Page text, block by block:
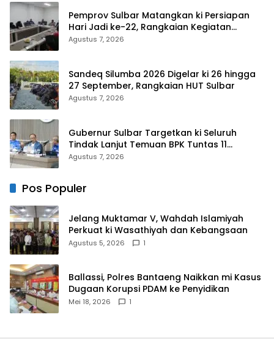
Pemprov Sulbar Matangkan ki Persiapan
Hari Jadi ke-22, Rangkaian Kegiatan
Libatkan Masyarakat
Agustus 7, 2026
Sandeq Silumba 2026 Digelar ki 26 hingga
27 September, Rangkaian HUT Sulbar
Agustus 7, 2026
Gubernur Sulbar Targetkan ki Seluruh
Tindak Lanjut Temuan BPK Tuntas 11
Agustus 2026
Agustus 7, 2026
Pos Populer
Jelang Muktamar V, Wahdah Islamiyah
Perkuat ki Wasathiyah dan Kebangsaan
Agustus 5, 2026 1
Ballassi, Polres Bantaeng Naikkan mi Kasus
Dugaan Korupsi PDAM ke Penyidikan
Mei 18, 2026 1